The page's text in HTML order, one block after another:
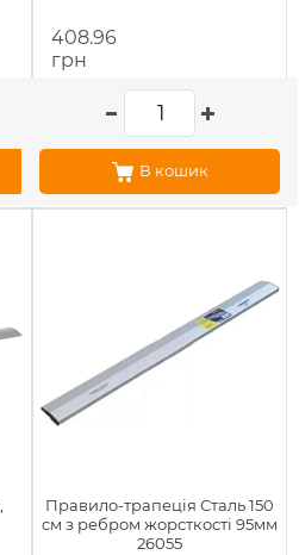
408.96
грн
В кошик
Правило-трапеція Сталь 150
см з ребром жорсткості 95мм
26055